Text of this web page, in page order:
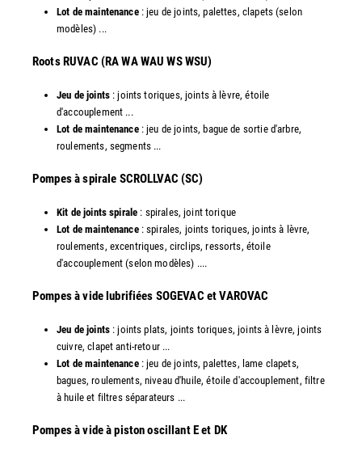
Lot de maintenance: jeu de joints, palettes, clapets (selon
modèles) ...
​Roots RUVAC (RA WA WAU WS WSU)
Jeu de joints: joints toriques, joints à lèvre, étoile
d'accouplement ...
Lot de maintenance : jeu de joints, bague de sortie d'arbre,
roulements, segments ...
​Pompes à spirale SCROLLVAC (SC)
Kit de joints spirale : spirales, joint torique
Lot de maintenance: spirales, joints toriques, joints à lèvre,
roulements, excentriques, circlips, ressorts, étoile
d'accouplement (selon modèles) ....
​Pompes à vide lubrifiées SOGEVAC et VAROVAC
Jeu de joints: joints plats, joints toriques, joints à lèvre, joints
cuivre, clapet anti-retour ...
Lot de maintenance: jeu de joints, palettes, lame clapets,
bagues, roulements, niveau d'huile, étoile d'accouplement, filtre
à huile et filtres séparateurs ...
​Pompes à vide à piston oscillant E et DK